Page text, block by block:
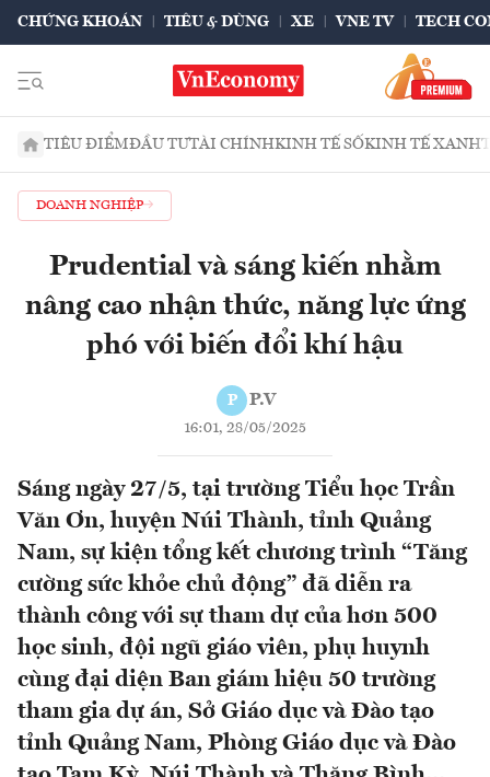
CHỨNG KHOÁN TIÊU & DÙNG XE VNE TV TECH
TIÊU ĐIỂMĐẦU TƯTÀI CHÍNHKINH TẾ SỐKINH TẾ XANH
DOANH NGHIỆP
Prudential và sáng kiến nhằm
nâng cao nhận thức, năng lực ứng
phó với biến đổi khí hậu
P P.V
16:01, 28/05/2025
Sáng ngày 27/5, tại trường Tiểu học Trần
Văn Ơn, huyện Núi Thành, tỉnh Quảng
Nam, sự kiện tổng kết chương trình “Tăng
cường sức khỏe chủ động” đã diễn ra
thành công với sự tham dự của hơn 500
học sinh, đội ngũ giáo viên, phụ huynh
cùng đại diện Ban giám hiệu 50 trường
tham gia dự án, Sở Giáo dục và Đào tạo
tỉnh Quảng Nam, Phòng Giáo dục và Đào